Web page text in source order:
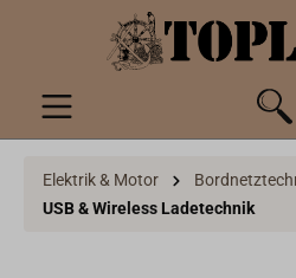
springen
Elektrik & Motor
USB & Wireless Ladetechnik